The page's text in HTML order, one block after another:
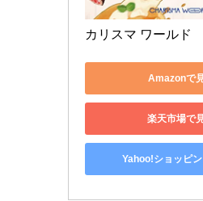
カリスマ ワールド
Amazonで
楽天市場で
Yahoo!ショッピ